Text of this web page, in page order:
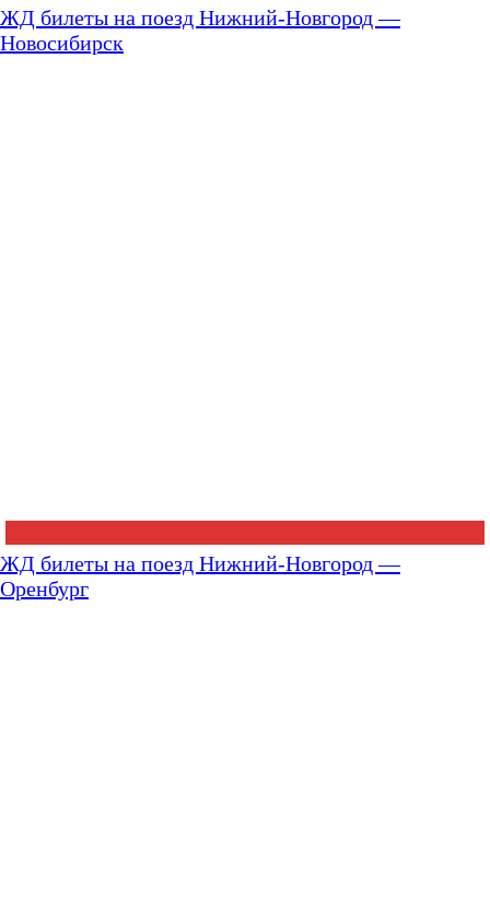
ЖД билеты на поезд Нижний-Новгород —
Новосибирск
ЖД билеты на поезд Нижний-Новгород —
Оренбург